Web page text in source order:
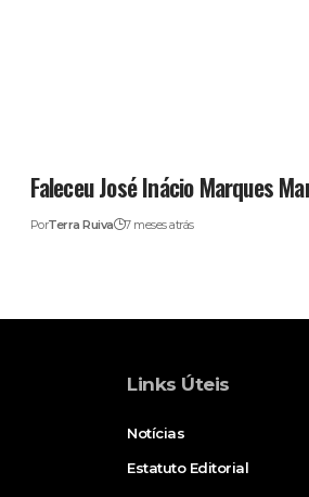
Faleceu José Inácio Marques
PorTerra Ruiva 7 meses atrás
Links Úteis
Notícias
Estatuto Editorial